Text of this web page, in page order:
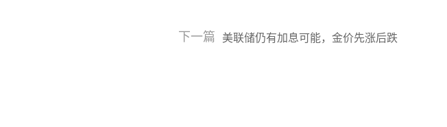
下一篇 美联储仍有加息可能，金价先涨后跌